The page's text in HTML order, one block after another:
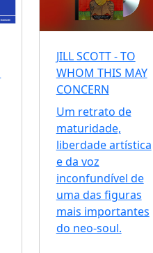
JILL SCOTT - TO
WHOM THIS MAY
CONCERN
Um retrato de
maturidade,
liberdade artística
e da voz
inconfundível de
uma das figuras
mais importantes
do neo-soul.